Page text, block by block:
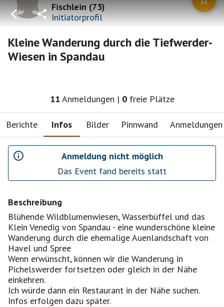
Fischlein(73)
Initiatorprofil
Kleine Wanderung durch die Tiefwerder-
Wiesen in Spandau
11 Anmeldungen | 0 freie Plätze
Berichte Infos Bilder Pinnwand Anmeldungen
Anmeldung nicht möglich
Das Event fand bereits statt
Beschreibung
Blühende Wildblumenwiesen, Wasserbüffel und das
Klein Venedig von Spandau - eine wunderschöne kleine
Wanderung durch die ehemalige Auenlandschaft von
Havel und Spree
Wenn erwünscht, können wir die Wanderung in
Pichelswerder fortsetzen oder gleich in der Nähe
einkehren.
Ich würde dann ein Restaurant in der Nähe suchen.
Infos erfolgen dazu später.